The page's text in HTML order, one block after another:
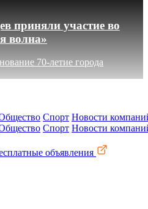
приняли участие во
волна»
70-летие города
Спорт Новости
Спорт Новости
объявления